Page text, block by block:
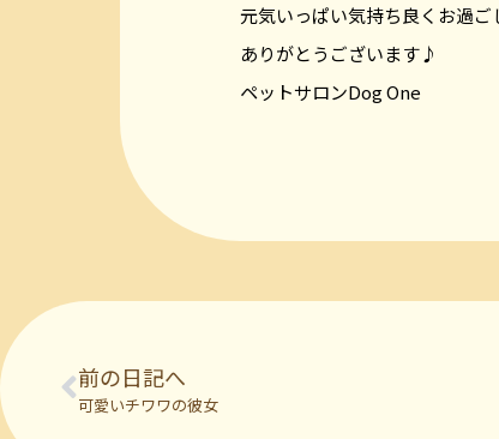
元気いっぱい気持ち良くお過ご
ありがとうございます♪
ペットサロンDog One
前の日記へ
可愛いチワワの彼女